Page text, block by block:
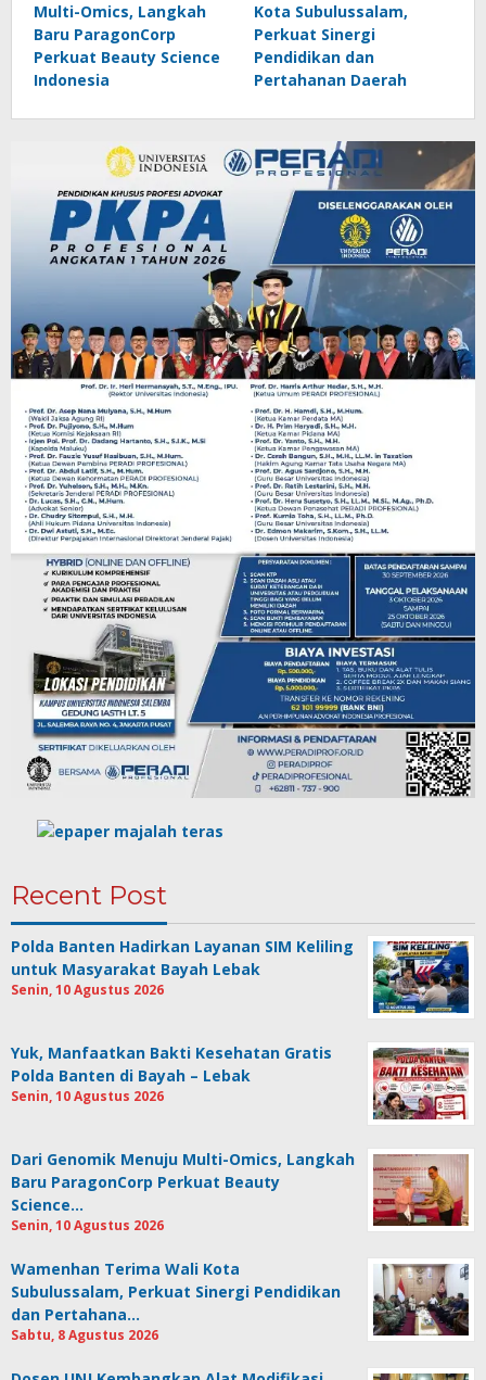
Multi-Omics, Langkah
Baru ParagonCorp
Perkuat Beauty Science
Indonesia
Kota Subulussalam,
Perkuat Sinergi
Pendidikan dan
Pertahanan Daerah
Recent Post
Polda Banten Hadirkan Layanan SIM Keliling
untuk Masyarakat Bayah Lebak
Senin, 10 Agustus 2026
Yuk, Manfaatkan Bakti Kesehatan Gratis
Polda Banten di Bayah – Lebak
Senin, 10 Agustus 2026
Dari Genomik Menuju Multi-Omics, Langkah
Baru ParagonCorp Perkuat Beauty
Science…
Senin, 10 Agustus 2026
Wamenhan Terima Wali Kota
Subulussalam, Perkuat Sinergi Pendidikan
dan Pertahana…
Sabtu, 8 Agustus 2026